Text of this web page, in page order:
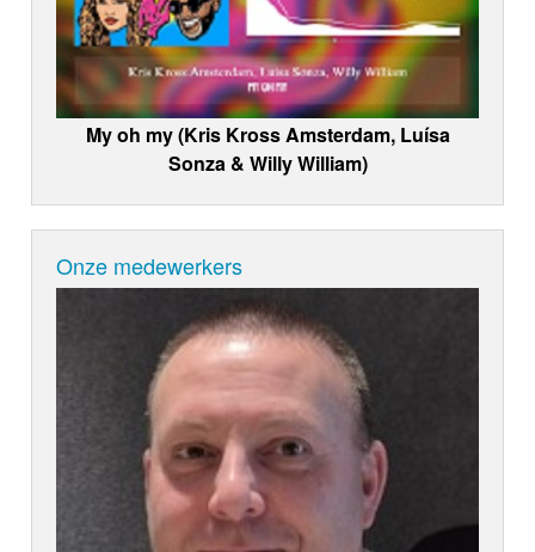
My oh my (Kris Kross Amsterdam, Luísa
Sonza & Willy William)
Onze medewerkers